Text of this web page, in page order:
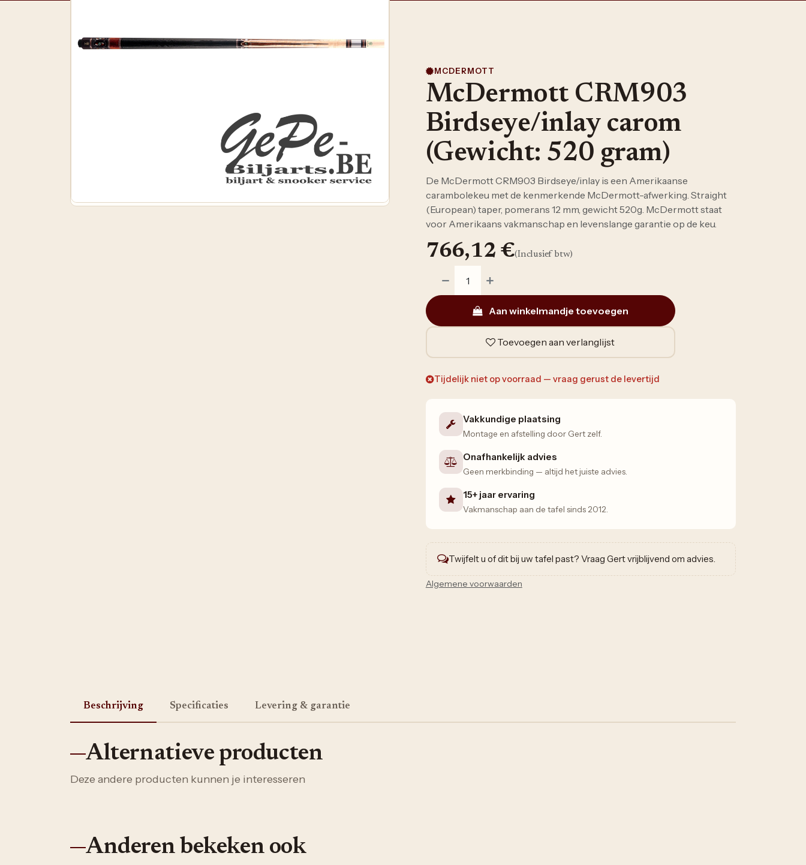
MCDERMOTT
McDermott CRM903
Birdseye/inlay carom
(Gewicht: 520 gram)
De McDermott CRM903 Birdseye/inlay is een Amerikaanse
carambolekeu met de kenmerkende McDermott-afwerking. Straight
(European) taper, pomerans 12 mm, gewicht 520g. McDermott staat
voor Amerikaans vakmanschap en levenslange garantie op de keu.
Aan winkelmandje toevoegen
Toevoegen aan verlanglijst
766,12 €(Inclusief btw)
Tijdelijk niet op voorraad — vraag gerust de levertijd
Vakkundige plaatsing
Montage en afstelling door Gert zelf.
Onafhankelijk advies
Geen merkbinding — altijd het juiste advies.
15+ jaar ervaring
Vakmanschap aan de tafel sinds 2012.
Twijfelt u of dit bij uw tafel past? Vraag Gert vrijblijvend om advies.
Algemene voorwaarden
Beschrijving Specificaties Levering & garantie
Alternatieve producten
Deze andere producten kunnen je interesseren
Anderen bekeken ook